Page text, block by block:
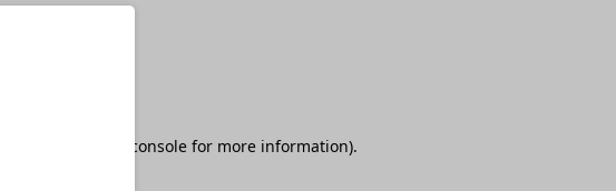
browser console for more information).